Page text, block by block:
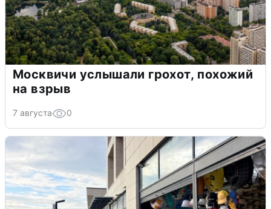
Москвичи услышали грохот, похожий
на взрыв
7 августа 0